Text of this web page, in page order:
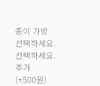
종이 가방
선택하세요.
선택하세요.
추가
(+500원)